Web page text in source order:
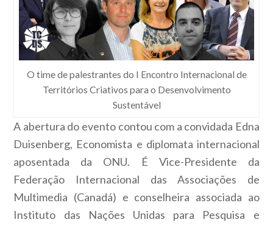
O time de palestrantes do I Encontro Internacional de
Territórios Criativos para o Desenvolvimento
Sustentável
A abertura do evento contou com a convidada Edna
Duisenberg, Economista e diplomata internacional
aposentada da ONU. É Vice-Presidente da
Federação Internacional das Associações de
Multimedia (Canadá) e conselheira associada ao
Instituto das Nações Unidas para Pesquisa e